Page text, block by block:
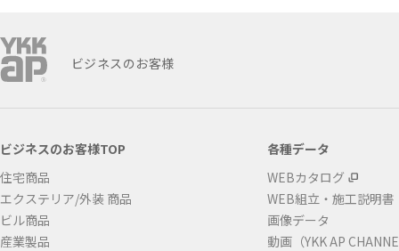
ビジネスのお客様
ビジネスのお客様TOP
住宅商品
エクステリア/外装 商品
ビル商品
産業製品
各種データ
WEBカタログ
WEB組立・施工説明書
画像データ
動画（YKK AP